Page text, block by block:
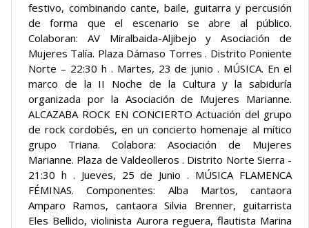
festivo, combinando cante, baile, guitarra y percusión
de forma que el escenario se abre al público.
Colaboran: AV Miralbaida-Aljibejo y Asociación de
Mujeres Talía. Plaza Dámaso Torres . Distrito Poniente
Norte – 22:30 h . Martes, 23 de junio . MÚSICA. En el
marco de la II Noche de la Cultura y la sabiduría
organizada por la Asociación de Mujeres Marianne.
ALCAZABA ROCK EN CONCIERTO Actuación del grupo
de rock cordobés, en un concierto homenaje al mítico
grupo Triana. Colabora: Asociación de Mujeres
Marianne. Plaza de Valdeolleros . Distrito Norte Sierra -
21:30 h . Jueves, 25 de Junio . MÚSICA FLAMENCA
FÉMINAS. Componentes: Alba Martos, cantaora
Amparo Ramos, cantaora Silvia Brenner, guitarrista
Eles Bellido, violinista Aurora reguera, flautista Marina